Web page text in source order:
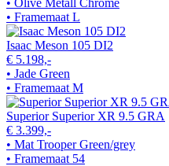
• Framemaat L
Isaac Meson 105 DI2
€ 5.198,-
• Jade Green
• Framemaat M
Superior Superior XR 9.5 GRA
€ 3.399,-
• Mat Trooper Green/grey
• Framemaat 54